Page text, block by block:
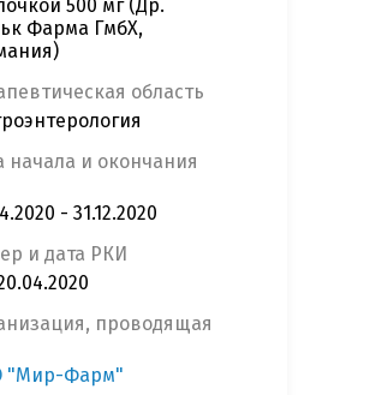
500 мг (Др.
Фарма ГмбХ,
область
начала и окончания
- 31.12.2020
и дата РКИ
проводящая
"Мир-Фарм"